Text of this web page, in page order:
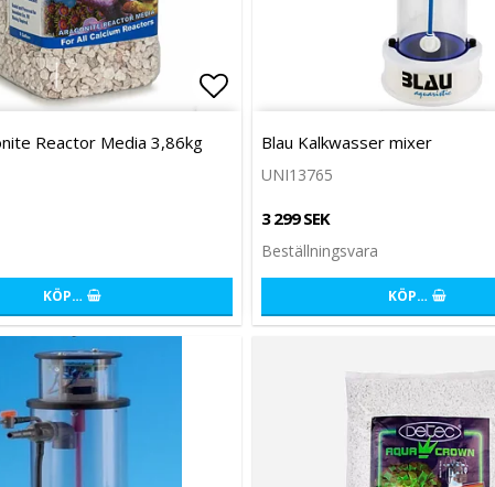
Lägg till i favoritlistan
Reactor Media 3,86kg
KÖP…
Blau Kalkwasser mixer
UNI13765
3 299 SEK
Beställningsvara
KÖP…